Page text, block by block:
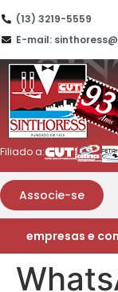
(13) 3219-5559
E-mail:
Filiado a:
Associe-se
empresas e